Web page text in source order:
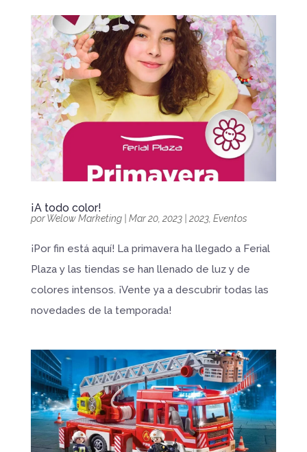
¡A todo color!
porWelow Marketing| Mar 20, 2023| 2023, Eventos
¡Por fin está aquí! La primavera ha llegado a Ferial
Plaza y las tiendas se han llenado de luz y de
colores intensos. ¡Vente ya a descubrir todas las
novedades de la temporada!